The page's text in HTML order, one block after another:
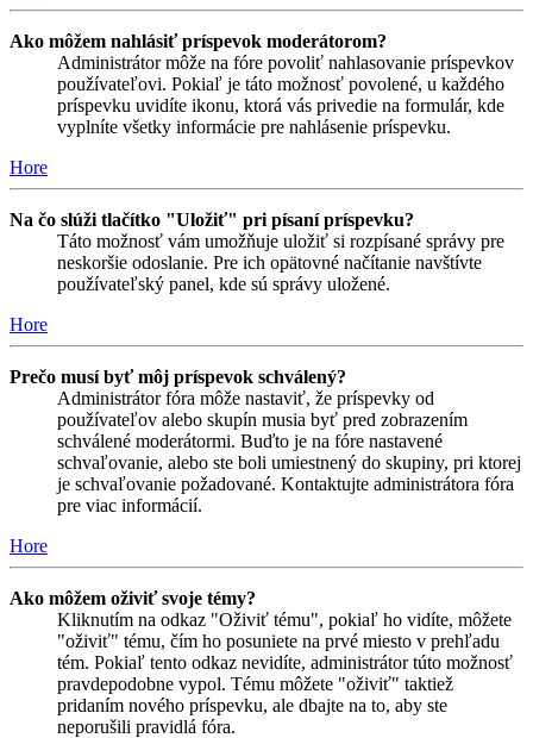
Ako môžem nahlásiť príspevok moderátorom?
Administrátor môže na fóre povoliť nahlasovanie príspevkov
používateľovi. Pokiaľ je táto možnosť povolené, u každého
príspevku uvidíte ikonu, ktorá vás privedie na formulár, kde
vyplníte všetky informácie pre nahlásenie príspevku.
Hore
Na čo slúži tlačítko "Uložiť" pri písaní príspevku?
Táto možnosť vám umožňuje uložiť si rozpísané správy pre
neskoršie odoslanie. Pre ich opätovné načítanie navštívte
používateľský panel, kde sú správy uložené.
Hore
Prečo musí byť môj príspevok schválený?
Administrátor fóra môže nastaviť, že príspevky od
používateľov alebo skupín musia byť pred zobrazením
schválené moderátormi. Buďto je na fóre nastavené
schvaľovanie, alebo ste boli umiestnený do skupiny, pri ktorej
je schvaľovanie požadované. Kontaktujte administrátora fóra
pre viac informácií.
Hore
Ako môžem oživiť svoje témy?
Kliknutím na odkaz "Oživiť tému", pokiaľ ho vidíte, môžete
"oživiť" tému, čím ho posuniete na prvé miesto v prehľadu
tém. Pokiaľ tento odkaz nevidíte, administrátor túto možnosť
pravdepodobne vypol. Tému môžete "oživiť" taktiež
pridaním nového príspevku, ale dbajte na to, aby ste
neporušili pravidlá fóra.